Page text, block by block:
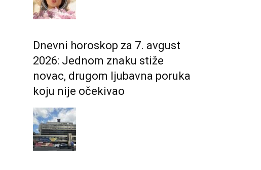
Dnevni horoskop za 7. avgust
2026: Jednom znaku stiže
novac, drugom ljubavna poruka
koju nije očekivao